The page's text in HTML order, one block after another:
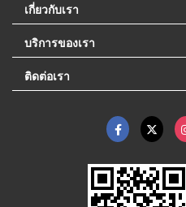
เกี่ยวกับเรา
บริการของเรา
ติดต่อเรา